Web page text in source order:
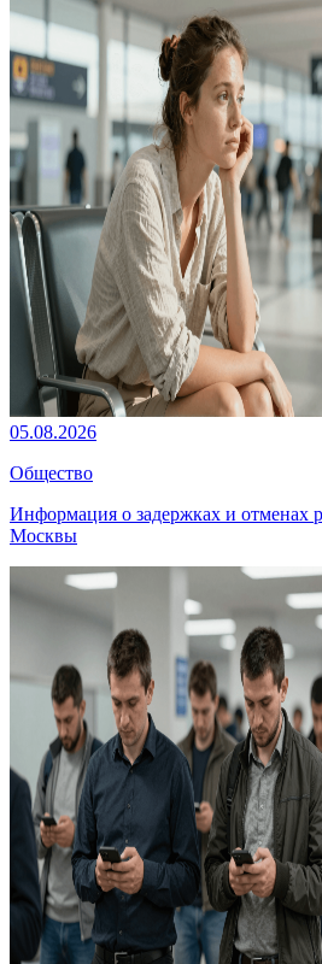
05.08.2026
Общество
Информация о задержках и отменах
Москвы